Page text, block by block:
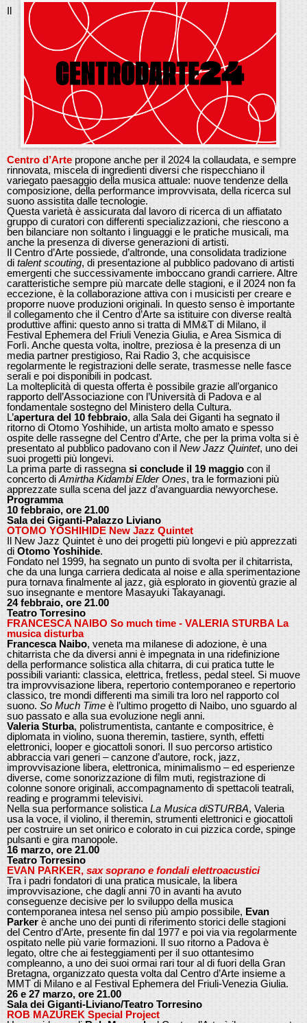
Il
Centro d’Arte propone anche per il 2024 la collaudata, e sempre
rinnovata, miscela di ingredienti diversi che rispecchiano il
variegato paesaggio della musica attuale: nuove tendenze della
composizione, della performance improvvisata, della ricerca sul
suono assistita dalle tecnologie.
Questa varietà è assicurata dal lavoro di ricerca di un affiatato
gruppo di curatori con differenti specializzazioni, che riescono a
ben bilanciare non soltanto i linguaggi e le pratiche musicali, ma
anche la presenza di diverse generazioni di artisti.
Il Centro d’Arte possiede, d’altronde, una consolidata tradizione
di talent scouting, di presentazione al pubblico padovano di artisti
emergenti che successivamente imboccano grandi carriere. Altre
caratteristiche sempre più marcate delle stagioni, e il 2024 non fa
eccezione, è la collaborazione attiva con i musicisti per creare e
proporre nuove produzioni originali. In questo senso è importante
il collegamento che il Centro d’Arte sa istituire con diverse realtà
produttive affini: questo anno si tratta di MM&T di Milano, il
Festival Ephemera del Friuli Venezia Giulia, e Area Sismica di
Forlì. Anche questa volta, inoltre, preziosa è la presenza di un
media partner prestigioso, Rai Radio 3, che acquisisce
regolarmente le registrazioni delle serate, trasmesse nelle fasce
serali e poi disponibili in podcast.
La molteplicità di questa offerta è possibile grazie all’organico
rapporto dell’Associazione con l’Università di Padova e al
fondamentale sostegno del Ministero della Cultura.
L’apertura del 10 febbraio, alla Sala dei Giganti ha segnato il
ritorno di Otomo Yoshihide, un artista molto amato e spesso
ospite delle rassegne del Centro d’Arte, che per la prima volta si è
presentato al pubblico padovano con il New Jazz Quintet, uno dei
suoi progetti più longevi.
La prima parte di rassegna si conclude il 19 maggio con il
concerto di Amirtha Kidambi Elder Ones, tra le formazioni più
apprezzate sulla scena del jazz d’avanguardia newyorchese.
Programma
10 febbraio, ore 21.00
Sala dei Giganti-Palazzo Liviano
OTOMO YOSHIHIDE New Jazz Quintet
Il New Jazz Quintet è uno dei progetti più longevi e più apprezzati
di Otomo Yoshihide.
Fondato nel 1999, ha segnato un punto di svolta per il chitarrista,
che da una lunga carriera dedicata al noise e alla sperimentazione
pura tornava finalmente al jazz, già esplorato in gioventù grazie al
suo insegnante e mentore Masayuki Takayanagi.
24 febbraio, ore 21.00
Teatro Torresino
FRANCESCA NAIBO So much time - VALERIA STURBA La
musica disturba
Francesca Naibo, veneta ma milanese di adozione, è una
chitarrista che da diversi anni è impegnata in una ridefinizione
della performance solistica alla chitarra, di cui pratica tutte le
possibili varianti: classica, elettrica, fretless, pedal steel. Si muove
tra improvvisazione libera, repertorio contemporaneo e repertorio
classico, tre mondi differenti ma simili tra loro nel rapporto col
suono. So Much Time è l’ultimo progetto di Naibo, uno sguardo al
suo passato e alla sua evoluzione negli anni.
Valeria Sturba, polistrumentista, cantante e compositrice, è
diplomata in violino, suona theremin, tastiere, synth, effetti
elettronici, looper e giocattoli sonori. Il suo percorso artistico
abbraccia vari generi – canzone d’autore, rock, jazz,
improvvisazione libera, elettronica, minimalismo – ed esperienze
diverse, come sonorizzazione di film muti, registrazione di
colonne sonore originali, accompagnamento di spettacoli teatrali,
reading e programmi televisivi.
Nella sua performance solistica La Musica diSTURBA, Valeria
usa la voce, il violino, il theremin, strumenti elettronici e giocattoli
per costruire un set onirico e colorato in cui pizzica corde, spinge
pulsanti e gira manopole.
16 marzo, ore 21.00
Teatro Torresino
EVAN PARKER, sax soprano e fondali elettroacustici
Tra i padri fondatori di una pratica musicale, la libera
improvvisazione, che dagli anni 70 in avanti ha avuto
conseguenze decisive per lo sviluppo della musica
contemporanea intesa nel senso più ampio possibile, Evan
Parker è anche uno dei punti di riferimento storici delle stagioni
del Centro d’Arte, presente fin dal 1977 e poi via via regolarmente
ospitato nelle più varie formazioni. Il suo ritorno a Padova è
legato, oltre che ai festeggiamenti per il suo ottantesimo
compleanno, a uno dei suoi ormai rari tour al di fuori della Gran
Bretagna, organizzato questa volta dal Centro d’Arte insieme a
MMT di Milano e al Festival Ephemera del Friuli-Venezia Giulia.
26 e 27 marzo, ore 21.00
Sala dei Giganti-Liviano/Teatro Torresino
ROB MAZUREK Special Project